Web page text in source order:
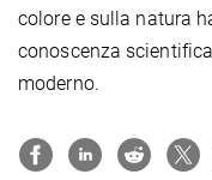
colore e sulla natura
conoscenza
moderno.